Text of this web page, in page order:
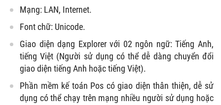
Mạng: LAN, Internet.
Font chữ: Unicode.
Giao diện dạng Explorer với 02 ngôn ngữ: Tiếng Anh,
tiếng Việt (Người sử dụng có thể dễ dàng chuyển đổi
giao diện tiếng Anh hoặc tiếng Việt).
Phần mềm kế toán Pos có giao diện thân thiện, dễ sử
dụng có thể chạy trên mạng nhiều người sử dụng hoặc